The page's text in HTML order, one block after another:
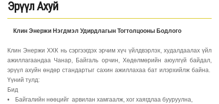
Эрүүл Ахуй
Клин Энержи Нэгдмэл Удирдлагын Тогтолцооны Бодлого
Клин Энержи ХХК нь сэргээгдэх эрчим хүч үйлдвэрлэх, худалдаалах үйл
ажиллагаандаа Чанар, Байгаль орчин, Хөдөлмөрийн аюулгүй байдал,
эрүүл ахуйн өндөр стандартыг сахин ажиллахаа бат илэрхийлж байна.
Үүний тулд:
Бид
• Байгалийн нөөцийг арвилан хамгаалж, хог хаягдлаа бууруулна,